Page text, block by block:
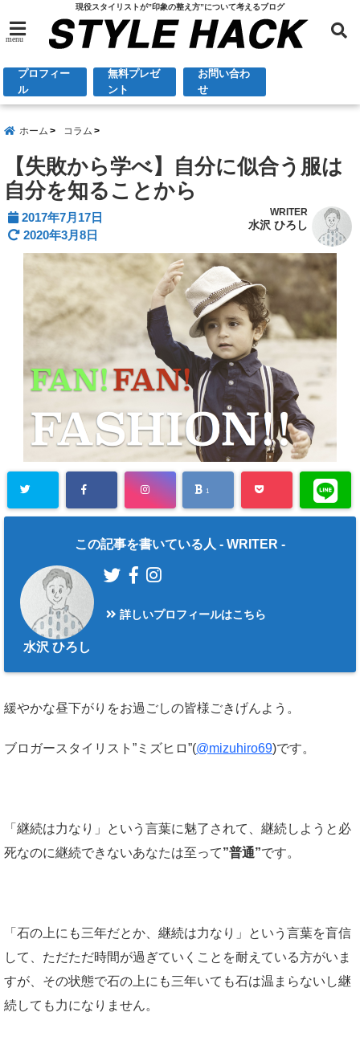
現役スタイリストが”印象の整え方”について考えるブログ
menu
プロフィー
ル
無料プレゼ
ント
お問い合わ
せ
ホーム コラム
【失敗から学べ】自分に似合う服は
自分を知ることから
2017年7月17日
2020年3月8日
WRITER
水沢 ひろし
1
この記事を書いている人 - WRITER -
水沢 ひろし
詳しいプロフィールはこちら
緩やかな昼下がりをお過ごしの皆様ごきげんよう。
ブロガースタイリスト”ミズヒロ”(@mizuhiro69)です。
「継続は力なり」という言葉に魅了されて、継続しようと必
死なのに継続できないあなたは至って”普通”です。
「石の上にも三年だとか、継続は力なり」という言葉を盲信
して、ただただ時間が過ぎていくことを耐えている方がいま
すが、その状態で石の上にも三年いても石は温まらないし継
続しても力になりません。